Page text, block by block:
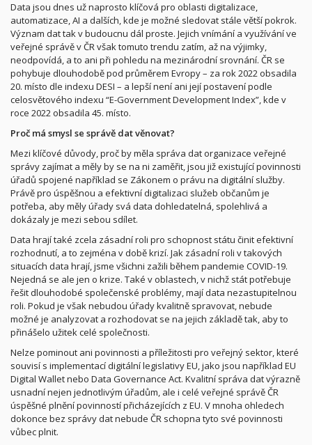
Data jsou dnes už naprosto klíčová pro oblasti digitalizace,
automatizace, AI a dalších, kde je možné sledovat stále větší pokrok.
Význam dat tak v budoucnu dál proste. Jejich vnímání a využívání ve
veřejné správě v ČR však tomuto trendu zatím, až na výjimky,
neodpovídá, a to ani při pohledu na mezinárodní srovnání. ČR se
pohybuje dlouhodobě pod průměrem Evropy – za rok 2022 obsadila
20. místo dle indexu DESI – a lepší není ani její postavení podle
celosvětového indexu “E-Government Development Index”, kde v
roce 2022 obsadila 45. místo.
Proč má smysl se správě dat věnovat?
Mezi klíčové důvody, proč by měla správa dat organizace veřejné
správy zajímat a měly by se na ni zaměřit, jsou již existující povinnosti
úřadů spojené například se Zákonem o právu na digitální služby.
Právě pro úspěšnou a efektivní digitalizaci služeb občanům je
potřeba, aby měly úřady svá data dohledatelná, spolehlivá a
dokázaly je mezi sebou sdílet.
Data hrají také zcela zásadní roli pro schopnost státu činit efektivní
rozhodnutí, a to zejména v době krizí. Jak zásadní roli v takových
situacích data hrají, jsme všichni zažili během pandemie COVID-19.
Nejedná se ale jen o krize. Také v oblastech, v nichž stát potřebuje
řešit dlouhodobé společenské problémy, mají data nezastupitelnou
roli. Pokud je však nebudou úřady kvalitně spravovat, nebude
možné je analyzovat a rozhodovat se na jejich základě tak, aby to
přinášelo užitek celé společnosti.
Nelze pominout ani povinnosti a příležitosti pro veřejný sektor, které
souvisí s implementací digitální legislativy EU, jako jsou například EU
Digital Wallet nebo Data Governance Act. Kvalitní správa dat výrazně
usnadní nejen jednotlivým úřadům, ale i celé veřejné správě ČR
úspěšné plnění povinností přicházejících z EU. V mnoha ohledech
dokonce bez správy dat nebude ČR schopna tyto své povinnosti
vůbec plnit.